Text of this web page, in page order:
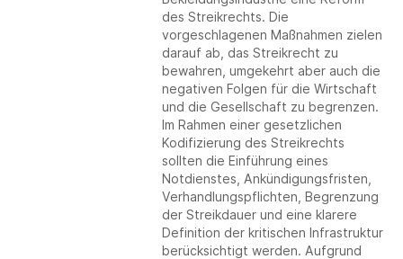
des Streikrechts. Die
vorgeschlagenen Maßnahmen zielen
darauf ab, das Streikrecht zu
bewahren, umgekehrt aber auch die
negativen Folgen für die Wirtschaft
und die Gesellschaft zu begrenzen.
Im Rahmen einer gesetzlichen
Kodifizierung des Streikrechts
sollten die Einführung eines
Notdienstes, Ankündigungsfristen,
Verhandlungspflichten, Begrenzung
der Streikdauer und eine klarere
Definition der kritischen Infrastruktur
berücksichtigt werden. Aufgrund